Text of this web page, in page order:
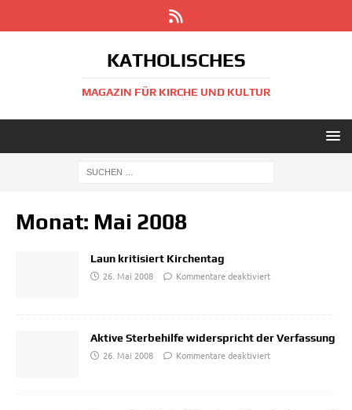
KATHOLISCHES
MAGAZIN FÜR KIRCHE UND KULTUR
Monat: Mai 2008
Laun kritisiert Kirchentag
26. Mai 2008
Kommentare deaktiviert
Aktive Sterbehilfe widerspricht der Verfassung
26. Mai 2008
Kommentare deaktiviert